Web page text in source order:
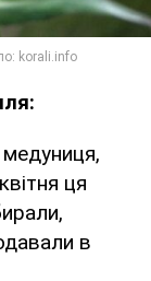
медуниця,
ця
в